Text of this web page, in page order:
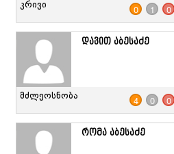
კრივი 0 1 0
დავით აბესაძე
მძლეოსნობა 4 0 0
რომა აბესაძე